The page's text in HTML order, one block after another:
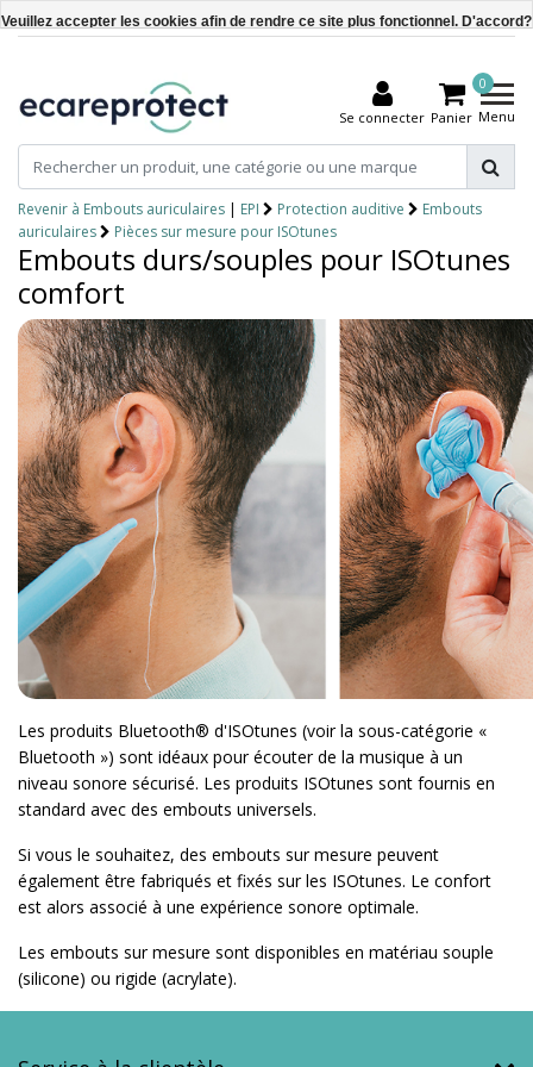
Se connecter
0
Panier Menu
Revenir à Embouts auriculaires | EPI Protection auditive
Embouts
auriculaires
Pièces sur mesure pour ISOtunes
Embouts durs/souples pour ISOtunes
comfort
Les produits Bluetooth® d'ISOtunes (voir la sous-catégorie «
Bluetooth ») sont idéaux pour écouter de la musique à un
niveau sonore sécurisé. Les produits ISOtunes sont fournis en
standard avec des embouts universels.
Si vous le souhaitez, des embouts sur mesure peuvent
également être fabriqués et fixés sur les ISOtunes. Le confort
est alors associé à une expérience sonore optimale.
Les embouts sur mesure sont disponibles en matériau souple
(silicone) ou rigide (acrylate).
Veuillez accepter les cookies afin de rendre ce site plus fonctionnel. D'accord?